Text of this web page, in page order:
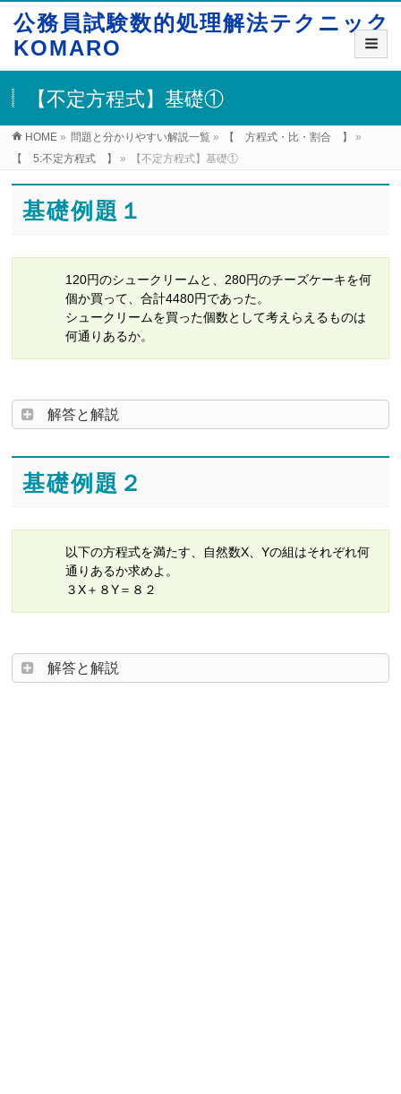
公務員試験数的処理解法テクニック
KOMARO
【不定方程式】基礎①
HOME » 問題と分かりやすい解説一覧 » 【 方程式・比・割合 】
»
【 5:不定方程式 】
» 【不定方程式】基礎①
基礎例題１
120円のシュークリームと、280円のチーズケーキを何
個か買って、合計4480円であった。
シュークリームを買った個数として考えらえるものは
何通りあるか。
解答と解説
基礎例題２
以下の方程式を満たす、自然数X、Yの組はそれぞれ何
通りあるか求めよ。
３X＋８Y＝８２
解答と解説